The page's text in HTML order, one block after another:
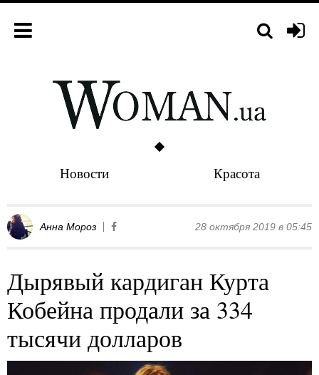
Новости Красота
Анна Мороз 28 октября 2019 в 05:45
Дырявый кардиган Курта
Кобейна продали за 334
тысячи долларов